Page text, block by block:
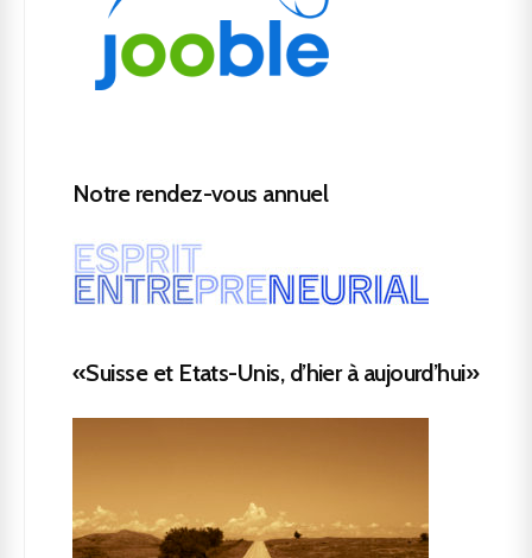
Notre rendez-vous annuel
«Suisse et Etats-Unis, d’hier à aujourd’hui»